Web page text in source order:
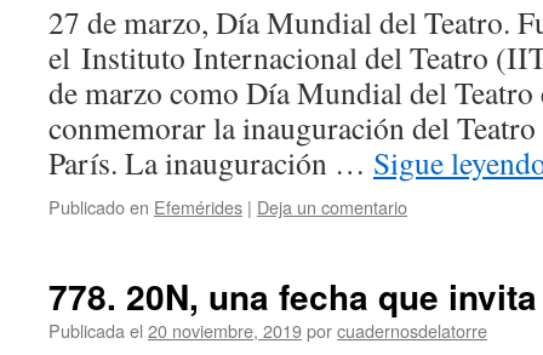
27 de marzo, Día Mundial del Teatro.
el Instituto Internacional del Teatro
de marzo como Día Mundial del Teatro
conmemorar la inauguración del Teatro
París. La inauguración … Sigue
Publicado en Efemérides | Deja un comentario
778. 20N, una fecha que
Publicada el 20 noviembre, 2019porcuadernosdelatorre